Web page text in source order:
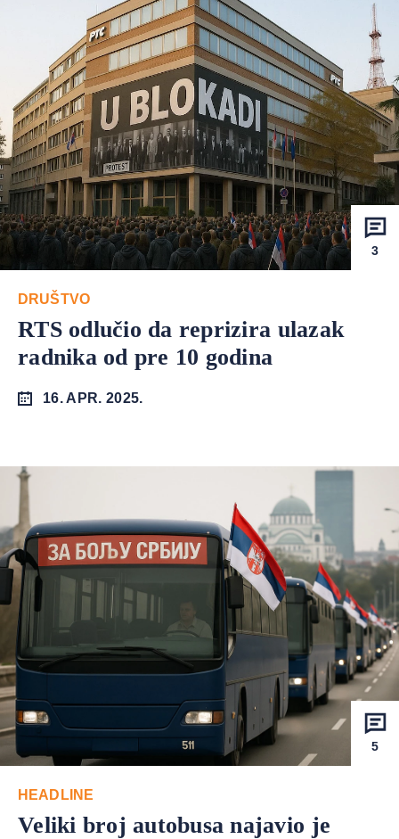
3
DRUŠTVO
RTS odlučio da reprizira ulazak
radnika od pre 10 godina
16. APR. 2025.
5
HEADLINE
Veliki broj autobusa najavio je